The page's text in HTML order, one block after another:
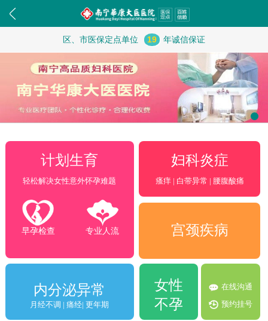
区、市医保定点单位 19 年诚信保证
计划生育
轻松解决女性意外怀孕难题
早孕检查 专业人流
妇科炎症
瘙痒 | 白带异常 | 腰腹酸痛
宫颈疾病
内分泌异常
月经不调 | 痛经| 更年期
女性
不孕
在线沟通
预约挂号